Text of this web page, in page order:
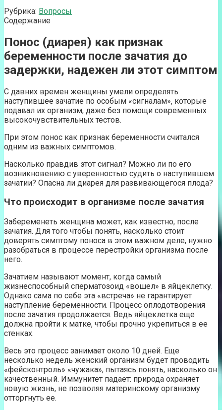
Рубрика: Вопросы
Содержание
Понос (диарея) как признак
беременности после зачатия до
задержки, надежен ли этот симптом
С давних времен женщины умели определять
наступившее зачатие по особым «сигналам», которые
подавал их организм, даже без помощи современных
высокочувствительных тестов.
При этом понос как признак беременности считался
одним из важных симптомов.
Насколько правдив этот сигнал? Можно ли по его
возникновению с уверенностью судить о наступившем
зачатии? Опасна ли диарея для развивающегося плода?
Что происходит в организме после зачатия
Забеременеть женщина может, как известно, после
зачатия. Для того чтобы понять, насколько стоит
доверять симптому поноса в этом важном деле, нужно
разобраться в процессе перестройки организма после
него.
Зачатием называют момент, когда самый
жизнеспособный сперматозоид «вошел» в яйцеклетку.
Однако сама по себе эта «встреча» не гарантирует
наступление беременности. Процесс оплодотворения
после зачатия продолжается. Ведь яйцеклетка еще
должна пройти к матке, чтобы прочно укрепиться в ее
стенках.
Весь это процесс занимает около 10 дней. Еще
несколько недель женский организм будет проводить
«фейсконтроль» «чужака», пытаясь понять, насколько он
качественный. Иммунитет падает: природа охраняет
новую жизнь, не позволяя материнскому организму
отторгнуть ее.